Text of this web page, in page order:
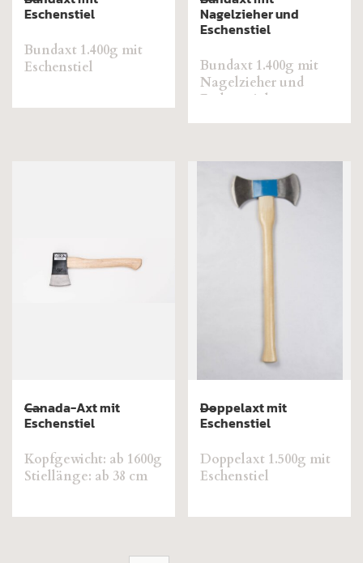
Eschenstiel
Bundaxt 1.400g mit
Eschenstiel
Nagelzieher und
Eschenstiel
Bundaxt 1.400g mit
Nagelzieher und
Eschenstiel
Canada-Axt mit
Eschenstiel
Kopfgewicht: ab 1600g
Stiellänge: ab 38 cm
Doppelaxt mit
Eschenstiel
Doppelaxt 1.500g mit
Eschenstiel